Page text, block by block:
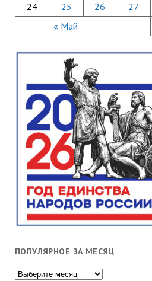
« Май
24
25 26 27
ПОПУЛЯРНОЕ ЗА МЕСЯЦ
Популярное